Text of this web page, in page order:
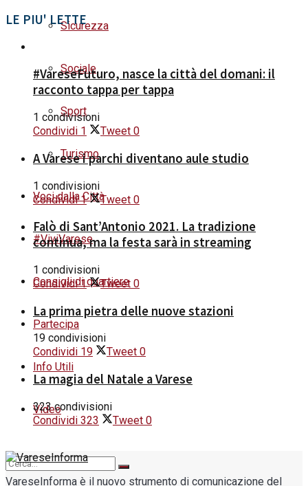
Sicurezza
Sociale
Sport
Turismo
Voci dalla Città
#ViviVarese
Consigli di quartiere
Partecipa
Info Utili
Video
LE PIU' LETTE
#VareseFuturo, nasce la città del domani: il
racconto tappa per tappa
1 condivisioni
Condividi 1 Tweet 0
A Varese i parchi diventano aule studio
1 condivisioni
Condividi 1 Tweet 0
Falò di Sant’Antonio 2021. La tradizione
continua, ma la festa sarà in streaming
1 condivisioni
Condividi 1 Tweet 0
La prima pietra delle nuove stazioni
19 condivisioni
Condividi 19 Tweet 0
La magia del Natale a Varese
323 condivisioni
Condividi 323 Tweet 0
VareseInforma è il nuovo strumento di comunicazione del